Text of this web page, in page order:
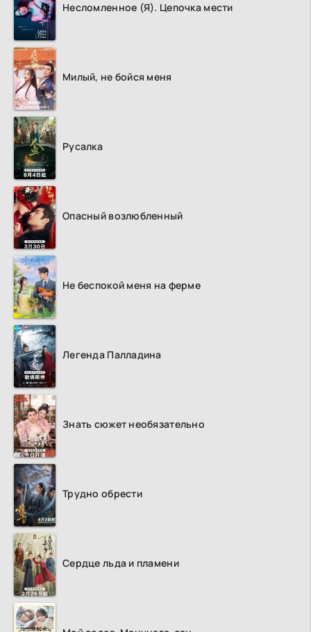
Несломленное (Я). Цепочка мести
Милый, не бойся меня
Русалка
Опасный возлюбленный
Не беспокой меня на ферме
Легенда Палладина
Знать сюжет необязательно
Трудно обрести
Сердце льда и пламени